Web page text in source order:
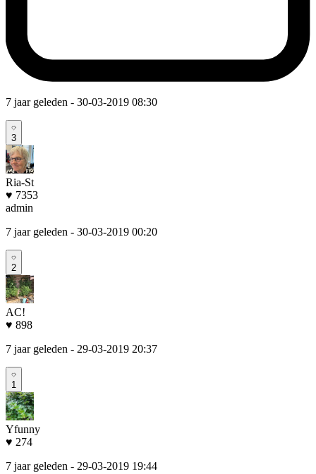
7 jaar geleden - 30-03-2019 08:30
3
Ria-St
♥ 7353
admin
7 jaar geleden - 30-03-2019 00:20
2
AC!
♥ 898
7 jaar geleden - 29-03-2019 20:37
1
Yfunny
♥ 274
7 jaar geleden - 29-03-2019 19:44